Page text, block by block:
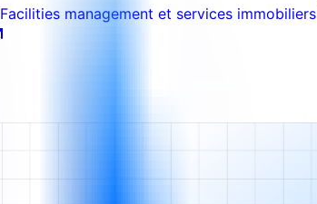
Facilities management et services immobiliers